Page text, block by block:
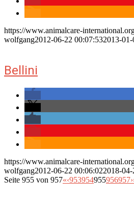
https://www.animalcare-
wolfgang2012-06-22 00:07:532013-01-
Bellini
https://www.animalcare-
wolfgang2012-06-22 00:06:022018-
Seite 955 von 957«‹953954955956957›